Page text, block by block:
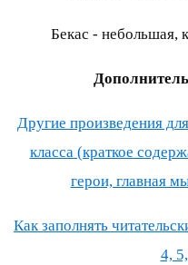
Бекас - небольшая,
Другие произведения
класса (краткое
герои, главная
Как заполнять
4,